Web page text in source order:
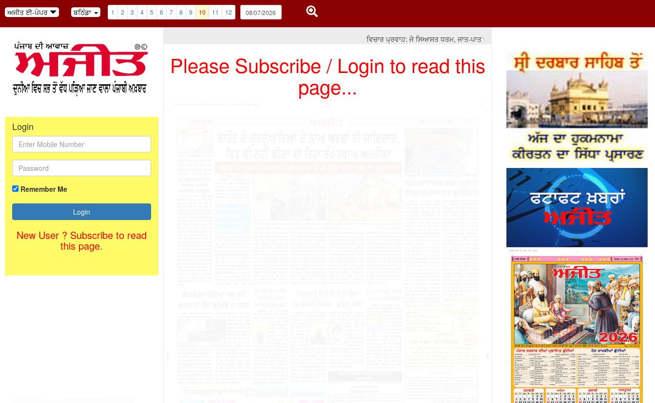
ਅਜੀਤ ਈ-ਪੇਪਰ ਬਠਿੰਡਾ 1 2 3 4 5 6 7 8 9 10 11 12
Login
Remember Me
New User ? Subscribe to read
this page.
ਵਿਚਾਰ ਪ੍ਰਵਾਹ: ਜੇ ਸਿਆਸਤ ਧਰਮ, ਜਾਤ-ਪਾਤ ਦੇ ਫ਼ਰਕਾਂ ਅਤੇ ਲੁੱਟ-ਖਸੁੱਟ 'ਤੇ ਆਧਾਰਿਤ ਹੋਵੇ ਤਾਂ ਇਸ ਦਾ ਨਤੀਜਾ ਮਾੜਾ ਹੀ
Please Subscribe / Login to read this
page...